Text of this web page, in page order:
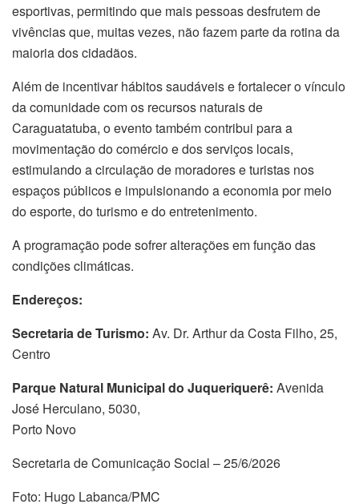
esportivas, permitindo que mais pessoas desfrutem de
vivências que, muitas vezes, não fazem parte da rotina da
maioria dos cidadãos.
Além de incentivar hábitos saudáveis e fortalecer o vínculo
da comunidade com os recursos naturais de
Caraguatatuba, o evento também contribui para a
movimentação do comércio e dos serviços locais,
estimulando a circulação de moradores e turistas nos
espaços públicos e impulsionando a economia por meio
do esporte, do turismo e do entretenimento.
A programação pode sofrer alterações em função das
condições climáticas.
Endereços:
Secretaria de Turismo: Av. Dr. Arthur da Costa Filho, 25,
Centro
Parque Natural Municipal do Juqueriquerê: Avenida
José Herculano, 5030,
Porto Novo
Secretaria de Comunicação Social – 25/6/2026
Foto: Hugo Labanca/PMC